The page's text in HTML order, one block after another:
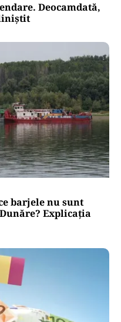
Deocamdată,
barjele nu sunt
Explicația